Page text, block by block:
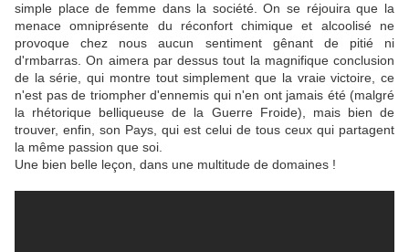
simple place de femme dans la société. On se réjouira que la
menace omniprésente du réconfort chimique et alcoolisé ne
provoque chez nous aucun sentiment gênant de pitié ni
d'rmbarras. On aimera par dessus tout la magnifique conclusion
de la série, qui montre tout simplement que la vraie victoire, ce
n'est pas de triompher d'ennemis qui n'en ont jamais été (malgré
la rhétorique belliqueuse de la Guerre Froide), mais bien de
trouver, enfin, son Pays, qui est celui de tous ceux qui partagent
la même passion que soi.
Une bien belle leçon, dans une multitude de domaines !